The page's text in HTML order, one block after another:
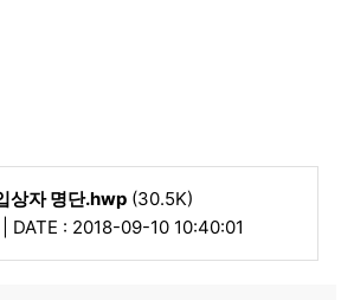
상자 명단.hwp (30.5K)
DATE : 2018-09-10 10:40:01